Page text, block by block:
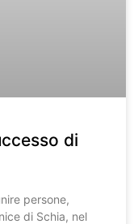
di
persone,
di Schia, nel